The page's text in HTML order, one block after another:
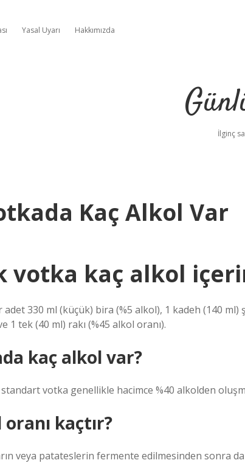
Yasal Uyarı Hakkımızda
İlginç
Kaç Alkol Var
votka kaç alkol
330 ml (küçük) bira (%5 alkol), 1 kadeh (140
1 tek (40 ml) rakı (%45 alkol oranı).
kaç alkol var?
standart votka genellikle hacimce %40 alkolden
kaçtır?
veya patateslerin fermente edilmesinden sonra